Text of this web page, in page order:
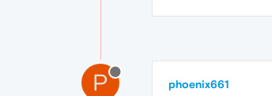
P phoenix661